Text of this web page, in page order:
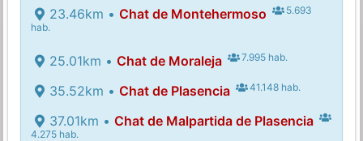
23.46km • Chat de Montehermoso
5.693
hab.
25.01km • Chat de Moraleja 7.995 hab.
35.52km • Chat de Plasencia 41.148 hab.
37.01km • Chat de Malpartida de Plasencia
4.275 hab.